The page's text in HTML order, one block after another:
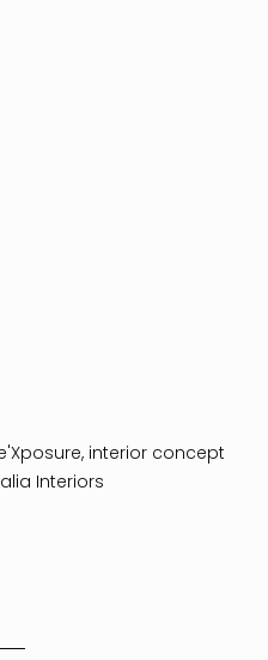
interior concept
Interiors